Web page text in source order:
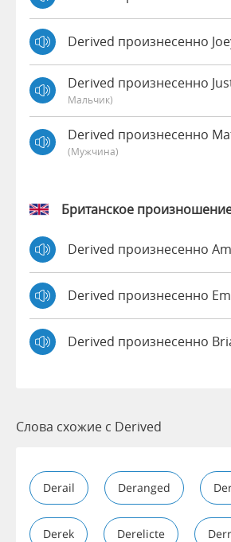
Derived произнесенно
Derived произнесенно
Мальчик)
Derived произнесенно
(мужчина)
Британское
Derived произнесенно
Derived произнесенно
Derived произнесенно
Слова схожие с Derived
Derail Deranged
Derek Derelicte